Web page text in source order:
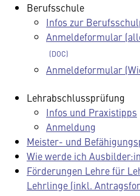
Berufsschule
Infos zur
Anmeldeformular
Anmeldeformular
Lehrabschlussprüfung
Infos und Praxistipps
Anmeldung
Meister- und
Wie werde ich
Förderungen Lehre für
Lehrlinge (inkl.